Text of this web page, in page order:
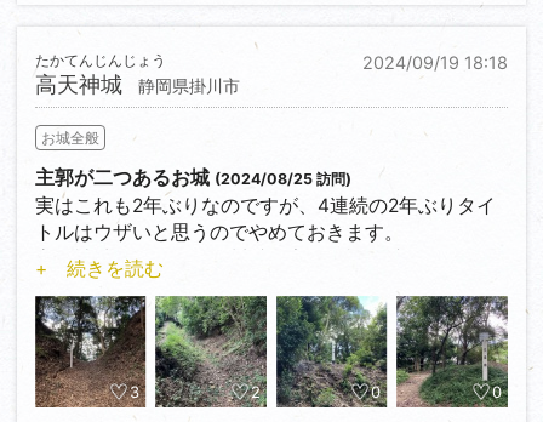
市場城は1502年に鈴木親信が築き、以後は鈴木氏が支
配し、1592年、家康によって廃城になるまで90年役
割を果たしました。
今見られる遺構は4代の鈴木重愛が家康に命じられて
改修されたものです。鉄砲の伝来の影響もあって、石
垣造の城となっており、中世の城郭から、近世の城郭
へと変化しました。
今回紹介するのは主に二の丸と本丸です。後ほど枡形
門、畝状竪堀群の紹介をします。
二の丸には空堀、土塁、櫓台石垣が見られます。櫓台
石垣は約5メートルほどの高さで野面積みとなってい
ます。
本丸にも南部に石垣が残っていました。近年本丸は地
元小学生による発掘調査が行われたそうです。
2024/09/19 18:18
高天神城
たかてんじんじょう
静岡県掛川市
お城全般
主郭が二つあるお城 (2024/08/25 訪問)
実はこれも2年ぶりなのですが、4連続の2年ぶりタイ
トルはウザいと思うのでやめておきます。
高天神城はもともと今川氏の家臣、福島氏が築きまし
た。福島氏滅亡後は今川家臣、小笠原氏が支配しまし
た。しかし、織田信長により今川義元が打たれると、
小笠原長忠は徳川家康に味方し、のちに武田信玄の2
万5千兵をたった2000人で撃退します。ただその後の
武田勝頼による攻勢で小笠原氏は倒れ、高天神城は勝
+ 続きを読む
3 2 0 0